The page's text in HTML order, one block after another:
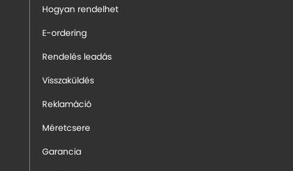
Hogyan rendelhet
E-ordering
Rendelés leadás
Visszaküldés
Reklamáció
Méretcsere
Garancia